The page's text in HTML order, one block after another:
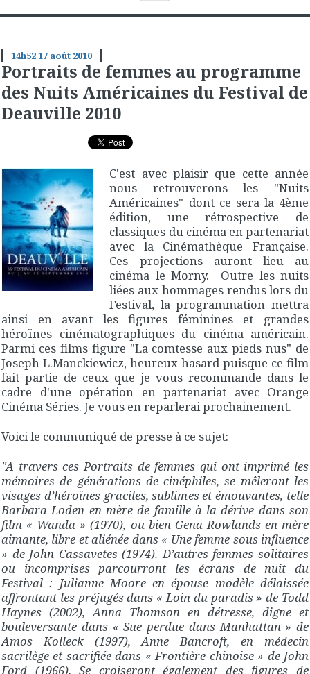
14h5217 août 2010
Portraits de femmes au programme
des Nuits Américaines du Festival de
Deauville 2010
C'est avec plaisir que cette année
nous retrouverons les "Nuits
Américaines" dont ce sera la 4ème
édition, une rétrospective de
classiques du cinéma en partenariat
avec la Cinémathèque Française.
Ces projections auront lieu au
cinéma le Morny. Outre les nuits
liées aux hommages rendus lors du
Festival, la programmation mettra
ainsi en avant les figures féminines et grandes
héroïnes cinématographiques du cinéma américain.
Parmi ces films figure "La comtesse aux pieds nus" de
Joseph L.Manckiewicz, heureux hasard puisque ce film
fait partie de ceux que je vous recommande dans le
cadre d'une opération en partenariat avec Orange
Cinéma Séries. Je vous en reparlerai prochainement.
Voici le communiqué de presse à ce sujet:
"A travers ces Portraits de femmes qui ont imprimé les
mémoires de générations de cinéphiles, se mêleront les
visages d’héroïnes graciles, sublimes et émouvantes, telle
Barbara Loden en mère de famille à la dérive dans son
film « Wanda » (1970), ou bien Gena Rowlands en mère
aimante, libre et aliénée dans « Une femme sous influence
» de John Cassavetes (1974). D’autres femmes solitaires
ou incomprises parcourront les écrans de nuit du
Festival : Julianne Moore en épouse modèle délaissée
affrontant les préjugés dans « Loin du paradis » de Todd
Haynes (2002), Anna Thomson en détresse, digne et
bouleversante dans « Sue perdue dans Manhattan » de
Amos Kolleck (1997), Anne Bancroft, en médecin
sacrilège et sacrifiée dans « Frontière chinoise » de John
Ford (1966). Se croiseront également des figures de